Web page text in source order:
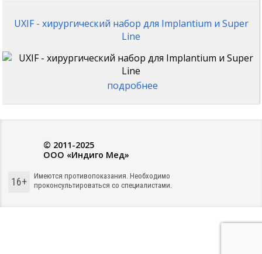
UXIF - хирургический набор для Implantium и Super
Line
подробнее
© 2011-2025
ООО «Индиго Мед»
16+
Имеются противопоказания. Необходимо
проконсультироваться со специалистами.